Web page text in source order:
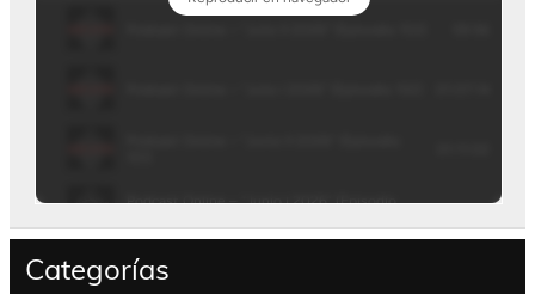
Categorías